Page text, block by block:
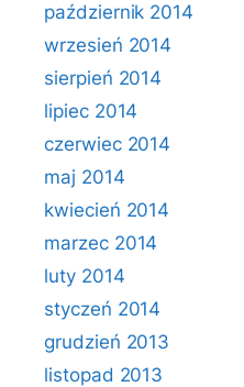
październik 2014
wrzesień 2014
sierpień 2014
lipiec 2014
czerwiec 2014
maj 2014
kwiecień 2014
marzec 2014
luty 2014
styczeń 2014
grudzień 2013
listopad 2013